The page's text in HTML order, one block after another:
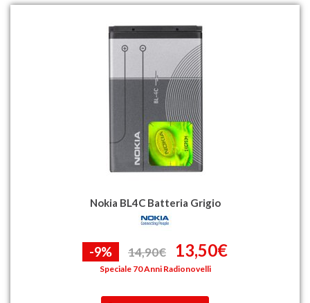
Nokia BL4C Batteria Grigio
-9% 14,90€ 13,50€
Speciale 70 Anni Radionovelli